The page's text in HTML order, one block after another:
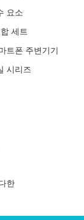
요소
세트
트폰 주변기기
시리즈
한